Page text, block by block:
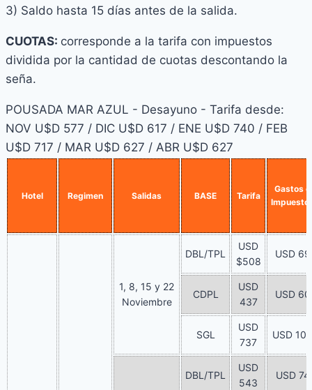
3) Saldo hasta 15 días antes de la salida.
CUOTAS: corresponde a la tarifa con impuestos
dividida por la cantidad de cuotas descontando la
seña.
POUSADA MAR AZUL - Desayuno - Tarifa desde:
NOV U$D 577 / DIC U$D 617 / ENE U$D 740 / FEB
U$D 717 / MAR U$D 627 / ABR U$D 627
Hotel Regimen Salidas BASE Tarifa
Gastos e
1, 8, 15 y 22
Noviembre
DBL/TPL
USD
$508
USD 69
CDPL
USD
437
USD 60
SGL
USD
737
USD 100
DBL/TPL
USD
543
USD 74